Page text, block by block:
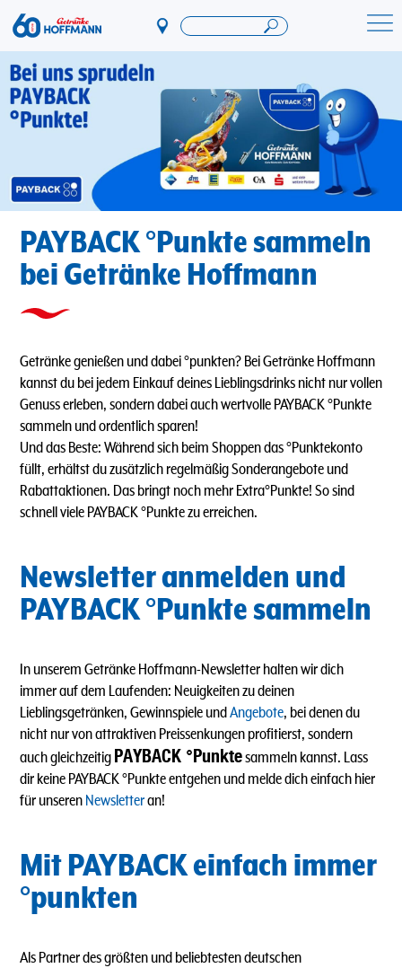
Direkt
zum
Inhalt
Startseite Getränke Hoffmann
PAYBACK °Punkte sammeln
bei Getränke Hoffmann
Getränke genießen und dabei °punkten? Bei Getränke Hoffmann
kannst du bei jedem Einkauf deines Lieblingsdrinks nicht nur vollen
Genuss erleben, sondern dabei auch wertvolle PAYBACK °Punkte
sammeln und ordentlich sparen!
Und das Beste: Während sich beim Shoppen das °Punktekonto
füllt, erhältst du zusätzlich regelmäßig Sonderangebote und
Rabattaktionen. Das bringt noch mehr Extra°Punkte! So sind
schnell viele PAYBACK °Punkte zu erreichen.
Newsletter anmelden und
PAYBACK °Punkte sammeln
In unserem Getränke Hoffmann-Newsletter halten wir dich
immer auf dem Laufenden: Neuigkeiten zu deinen
Lieblingsgetränken, Gewinnspiele undAngebote, bei denen du
nicht nur von attraktiven Preissenkungen profitierst, sondern
auch gleichzeitig PAYBACK °Punktesammeln kannst. Lass
dir keine PAYBACK °Punkte entgehen und melde dich einfach hier
für unseren Newsletteran!
Mit PAYBACK einfach immer
°punkten
Als Partner des größten und beliebtesten deutschen